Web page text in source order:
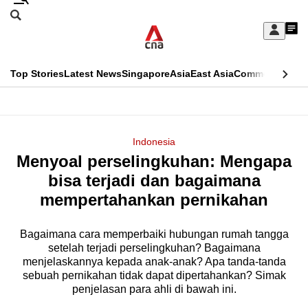
Skip
Sign
My
menu
Search
CNAR
Top StoriesLatest NewsSingaporeAsiaEast AsiaCommentary
Menu
Indonesia
Menyoal perselingkuhan: Mengapa
bisa terjadi dan bagaimana
mempertahankan pernikahan
Bagaimana cara memperbaiki hubungan rumah tangga
setelah terjadi perselingkuhan? Bagaimana
menjelaskannya kepada anak-anak? Apa tanda-tanda
sebuah pernikahan tidak dapat dipertahankan? Simak
penjelasan para ahli di bawah ini.
This
longer
supported
We
know
it's